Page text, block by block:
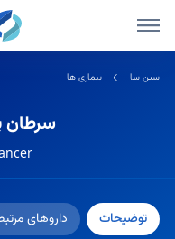
سین سا بیماری ها
سرطان
توضیحات داروهای